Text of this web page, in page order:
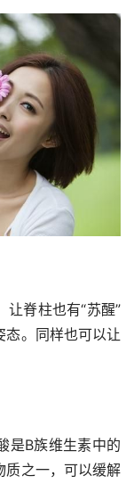
脊柱也有“苏醒”
态。同样也可以让
是B族维生素中的
质之一，可以缓解